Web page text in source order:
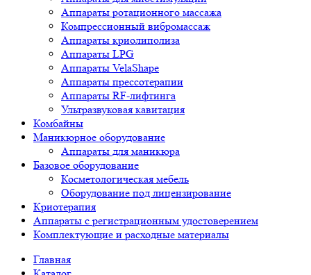
Аппараты ротационного массажа
Компрессионный вибромассаж
Аппараты криолиполиза
Аппараты LPG
Аппараты VelaShape
Аппараты прессотерапии
Аппараты RF-лифтинга
Ультразвуковая кавитация
Комбайны
Маникюрное оборудование
Аппараты для маникюра
Базовое оборудование
Косметологическая мебель
Оборудование под лицензирование
Криотерапия
Аппараты c регистрационным удостоверением
Комплектующие и расходные материалы
Главная